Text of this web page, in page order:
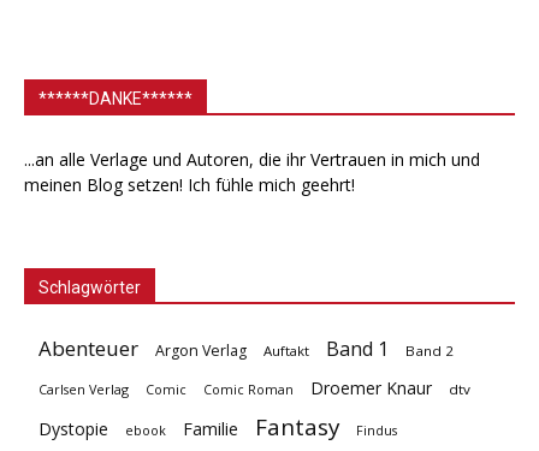
******DANKE******
...an alle Verlage und Autoren, die ihr Vertrauen in mich und
meinen Blog setzen! Ich fühle mich geehrt!
Schlagwörter
Abenteuer Argon Verlag Auftakt Band 1 Band 2
Carlsen Verlag Comic Comic Roman Droemer Knaur dtv
Dystopie ebook Familie Fantasy Findus